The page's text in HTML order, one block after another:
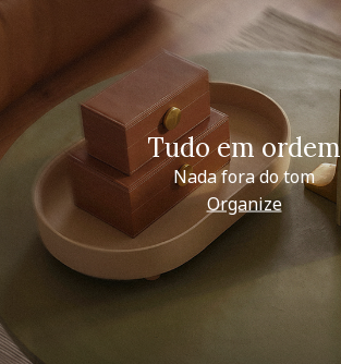
Tudo em ordem
Nada fora do tom
Organize